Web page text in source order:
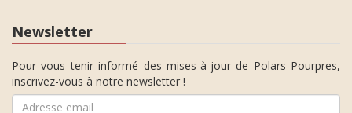
Newsletter
Pour vous tenir informé des mises-à-jour de Polars Pourpres,
inscrivez-vous à notre newsletter !